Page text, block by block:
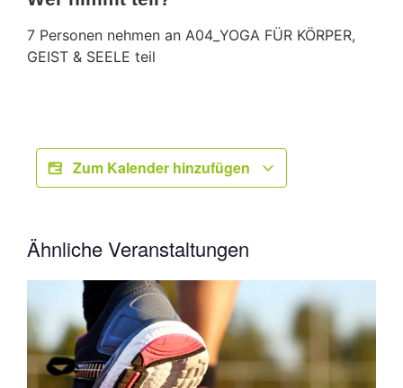
7 Personen nehmen an A04_YOGA FÜR KÖRPER,
GEIST & SEELE teil
Zum Kalender hinzufügen
Ähnliche Veranstaltungen